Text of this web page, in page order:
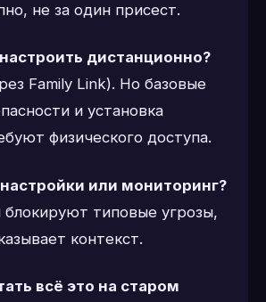
не за один присест.
дистанционно?
Family Link). Но базовые
и установка
физического доступа.
или мониторинг?
типовые угрозы,
контекст.
всё это на старом